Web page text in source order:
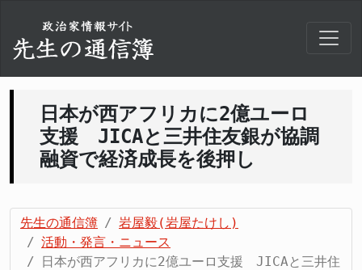
日本が西アフリカに2億ユーロ
支援 JICAと三井住友銀が協調
融資で経済成長を後押し
先生の通信簿
岩屋毅(岩屋たけし)
活動・発言・ニュース
日本が西アフリカに2億ユーロ支援 JICAと三井住